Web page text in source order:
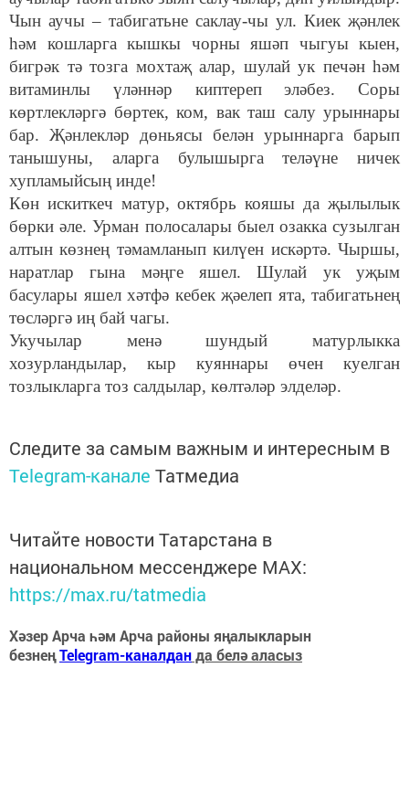
Чын аучы – табигатьне саклау-чы ул. Киек җәнлек
һәм кошларга кышкы чорны яшәп чыгуы кыен,
бигрәк тә тозга мохтаҗ алар, шулай ук печән һәм
витаминлы үләннәр киптереп эләбез. Соры
көртлекләргә бөртек, ком, вак таш салу урыннары
бар. Җәнлекләр дөньясы белән урыннарга барып
танышуны, аларга булышырга теләүне ничек
хупламыйсың инде!
Көн искиткеч матур, октябрь кояшы да җылылык
бөрки әле. Урман полосалары быел озакка сузылган
алтын көзнең тәмамланып килүен искәртә. Чыршы,
наратлар гына мәңге яшел. Шулай ук уҗым
басулары яшел хәтфә кебек җәелеп ята, табигатьнең
төсләргә иң бай чагы.
Укучылар менә шундый матурлыкка
хозурландылар, кыр куяннары өчен куелган
тозлыкларга тоз салдылар, көлтәләр элделәр.
Следите за самым важным и интересным в
Telegram-канале Татмедиа
Читайте новости Татарстана в
национальном мессенджере MАХ:
https://max.ru/tatmedia
Хәзер Арча һәм Арча районы яңалыкларын
безнеңTelegram-каналданда белә аласыз